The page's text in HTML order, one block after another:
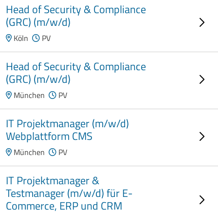
Head of Security & Compliance
(GRC) (m/w/d)
Köln PV
Head of Security & Compliance
(GRC) (m/w/d)
München PV
IT Projektmanager (m/w/d)
Webplattform CMS
München PV
IT Projektmanager &
Testmanager (m/w/d) für E-
Commerce, ERP und CRM